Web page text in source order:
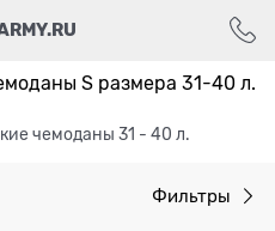
S размера 31-40 л.
чемоданы 31 - 40 л.
Фильтры